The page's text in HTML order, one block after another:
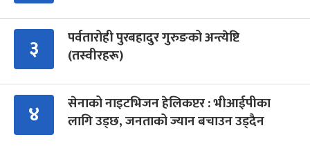
३
पर्वतारोही पुरबहादुर गुरुङको अन्त्येष्टि
(तस्वीरहरू)
४
सेनाको नाइटभिजन हेलिकप्टर : भीआईपीका
लागि उड्छ, जनताको ज्यान बचाउन उड्दैन